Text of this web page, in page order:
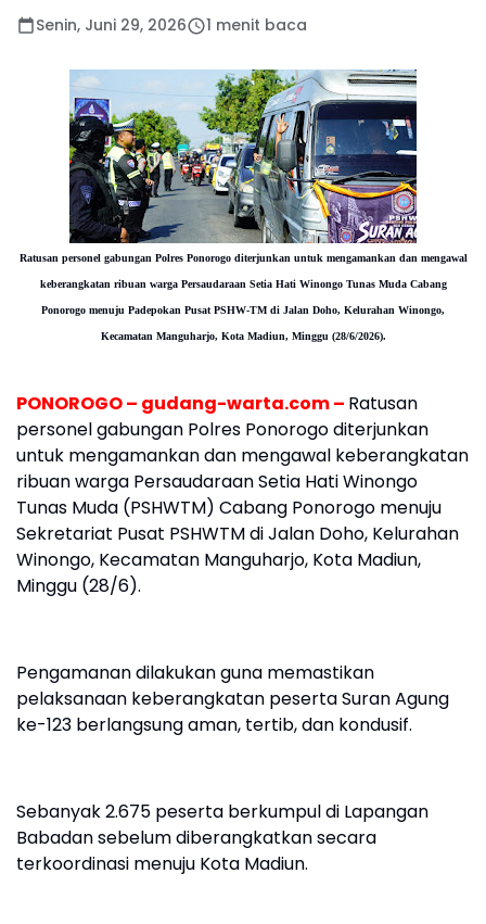
Senin, Juni 29, 2026 1 menit baca
Ratusan personel gabungan Polres Ponorogo diterjunkan untuk mengamankan dan mengawal
keberangkatan ribuan warga Persaudaraan Setia Hati Winongo Tunas Muda Cabang
Ponorogo menuju Padepokan Pusat PSHW-TM di Jalan Doho, Kelurahan Winongo,
Kecamatan Manguharjo, Kota Madiun, Minggu (28/6/2026).
PONOROGO – gudang-warta.com – Ratusan
personel gabungan Polres Ponorogo diterjunkan
untuk mengamankan dan mengawal keberangkatan
ribuan warga Persaudaraan Setia Hati Winongo
Tunas Muda (PSHWTM) Cabang Ponorogo menuju
Sekretariat Pusat PSHWTM di Jalan Doho, Kelurahan
Winongo, Kecamatan Manguharjo, Kota Madiun,
Minggu (28/6).
Pengamanan dilakukan guna memastikan
pelaksanaan keberangkatan peserta Suran Agung
ke-123 berlangsung aman, tertib, dan kondusif.
Sebanyak 2.675 peserta berkumpul di Lapangan
Babadan sebelum diberangkatkan secara
terkoordinasi menuju Kota Madiun.